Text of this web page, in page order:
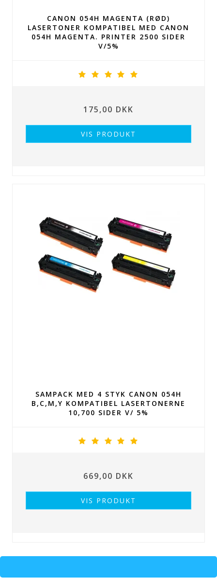
CANON 054H MAGENTA (RØD)
LASERTONER KOMPATIBEL MED CANON
054H MAGENTA. PRINTER 2500 SIDER
V/5%
175,00 DKK
VIS PRODUKT
SAMPACK MED 4 STYK CANON 054H
B,C,M,Y KOMPATIBEL LASERTONERNE
10,700 SIDER V/ 5%
669,00 DKK
VIS PRODUKT